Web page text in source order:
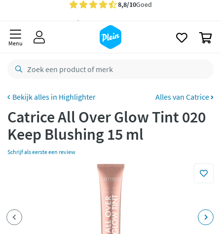
Gratisbezorging vanaf 35,- *
Bestelling uiterlijkzaterdag
retourneren
CO2 neutraal
Betaal met Klarna
Menu
Highlighter Alles van Catrice
Catrice All Over Glow Tint 020
Keep Blushing 15 ml
Schrijf als eerste een review